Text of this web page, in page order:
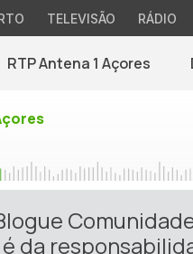
TELEVISÃO RÁDIO
RTP Antena 1 Açores
da